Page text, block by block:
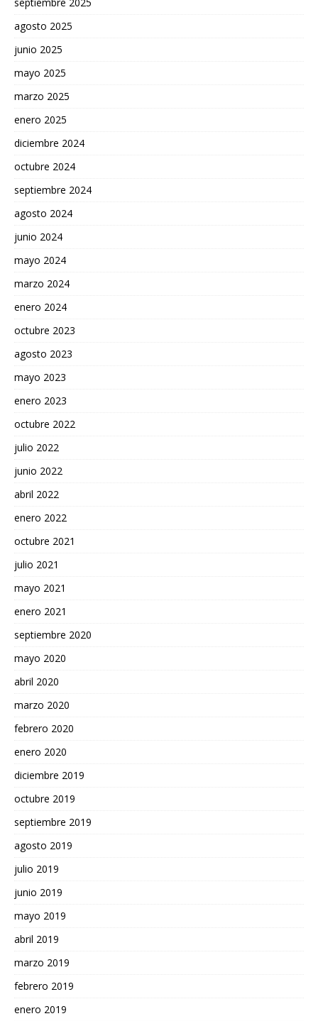
agosto 2025
junio 2025
mayo 2025
marzo 2025
enero 2025
diciembre 2024
octubre 2024
septiembre 2024
agosto 2024
junio 2024
mayo 2024
marzo 2024
enero 2024
octubre 2023
agosto 2023
mayo 2023
enero 2023
octubre 2022
julio 2022
junio 2022
abril 2022
enero 2022
octubre 2021
julio 2021
mayo 2021
enero 2021
septiembre 2020
mayo 2020
abril 2020
marzo 2020
febrero 2020
enero 2020
diciembre 2019
octubre 2019
septiembre 2019
agosto 2019
julio 2019
junio 2019
mayo 2019
abril 2019
marzo 2019
febrero 2019
enero 2019